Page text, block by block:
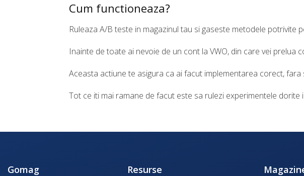
Cum functioneaza?
Ruleaza A/B teste in magazinul tau si gaseste metodele potrivite
Inainte de toate ai nevoie de un cont la VWO, din care vei prelua
Aceasta actiune te asigura ca ai facut implementarea corect,
Tot ce iti mai ramane de facut este sa rulezi experimentele
Gomag Resurse